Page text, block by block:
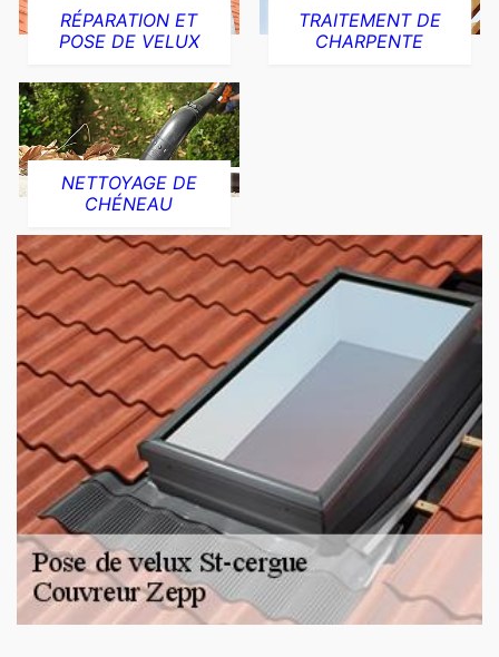
RÉPARATION ET
POSE DE VELUX
TRAITEMENT DE
CHARPENTE
NETTOYAGE DE
CHÉNEAU